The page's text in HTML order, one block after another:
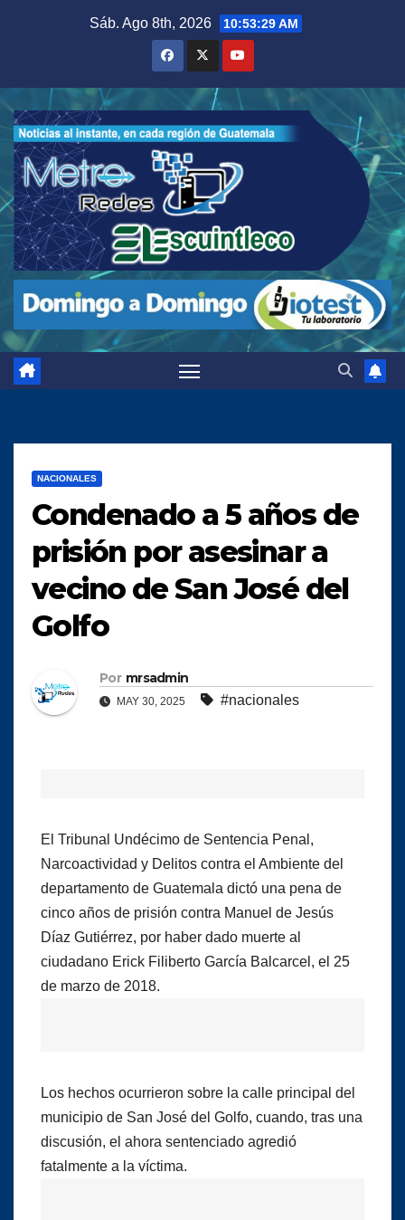
Sáb. Ago 8th, 2026 10:53:30 AM
NACIONALES
Condenado a 5 años de
prisión por asesinar a
vecino de San José del
Golfo
Por mrsadmin
MAY 30, 2025 #nacionales
El Tribunal Undécimo de Sentencia Penal,
Narcoactividad y Delitos contra el Ambiente del
departamento de Guatemala dictó una pena de
cinco años de prisión contra Manuel de Jesús
Díaz Gutiérrez, por haber dado muerte al
ciudadano Erick Filiberto García Balcarcel, el 25
de marzo de 2018.
Los hechos ocurrieron sobre la calle principal del
municipio de San José del Golfo, cuando, tras una
discusión, el ahora sentenciado agredió
fatalmente a la víctima.